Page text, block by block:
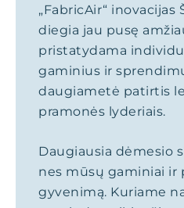
„FabricAir“ inovacijas
diegia jau pusę
pristatydama
gaminius ir
daugiametė patirtis
pramonės lyderiais.
Daugiausia dėmesio
nes mūsų gaminiai ir
gyvenimą. Kuriame